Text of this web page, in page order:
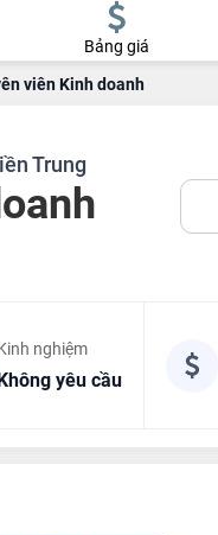
Bảng giá
viên Kinh doanh
Trung
nghiệm
yêu cầu